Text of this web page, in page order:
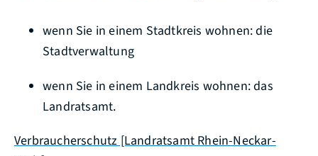
wenn Sie in einem Stadtkreis wohnen: die
Stadtverwaltung
wenn Sie in einem Landkreis wohnen: das
Landratsamt.
Verbraucherschutz [Landratsamt Rhein-Neckar-